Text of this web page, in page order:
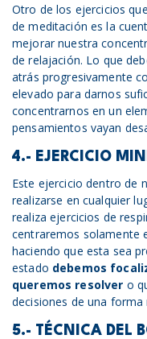
Otro de los ejercicios
de meditación es la
mejorar nuestra
de relajación. Lo que
atrás progresivamente
elevado para darnos
concentrarnos en un
pensamientos vayan
4.- EJERCICIO
Este ejercicio dentro de
realizarse en cualquier
realiza ejercicios de
centraremos solamente
haciendo que esta sea
estado debemos
queremos resolver o
decisiones de una
5.- TÉCNICA DEL